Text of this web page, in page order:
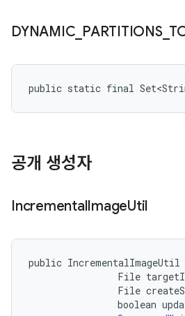
DYNAMIC PARTITIONS_
public static final Set<String>
공개 생성자
IncrementalImageUtil
public
File
File
boolean